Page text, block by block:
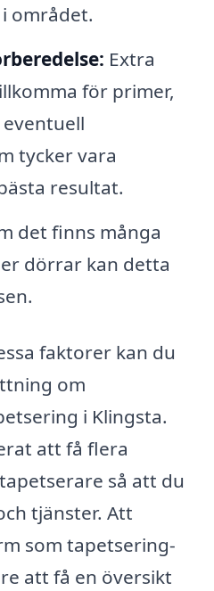
området.
Extra
för primer,
tycker vara
resultat.
det finns många
dörrar kan detta
faktorer kan du
om
i Klingsta.
att få flera
så att du
tjänster. Att
som tapetsering-
att få en översikt